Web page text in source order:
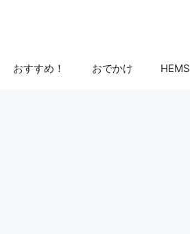
おすすめ！ おでかけ HEMS